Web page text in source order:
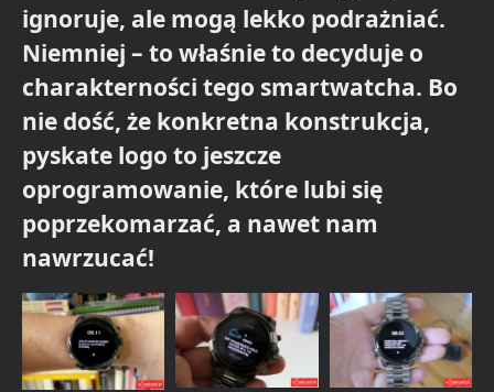
ignoruje, ale mogą lekko podrażniać.
Niemniej – to właśnie to decyduje o
charakterności tego smartwatcha. Bo
nie dość, że konkretna konstrukcja,
pyskate logo to jeszcze
oprogramowanie, które lubi się
poprzekomarzać, a nawet nam
nawrzucać!